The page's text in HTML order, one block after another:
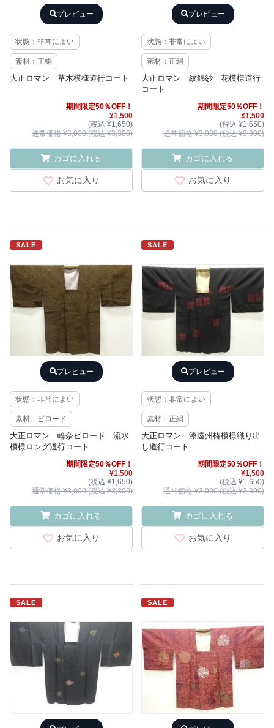
プレビュー
状態：非常によい
素材：正絹
大正ロマン 草木模様道行コート
期間限定50％OFF！
¥1,500
(税込 ¥1,650)
通常価格 ¥3,000 (税込 ¥3,300)
カゴに入れる
お気に入り
プレビュー
状態：非常によい
素材：正絹
大正ロマン 紋錦紗 花模様道行
コート
期間限定50％OFF！
¥1,500
(税込 ¥1,650)
通常価格 ¥3,000 (税込 ¥3,300)
カゴに入れる
お気に入り
SALE
プレビュー
状態：非常によい
素材：ビロード
大正ロマン 輪奈ビロード 流水
模様ロング道行コート
期間限定50％OFF！
¥1,500
(税込 ¥1,650)
通常価格 ¥3,000 (税込 ¥3,300)
カゴに入れる
お気に入り
SALE
プレビュー
状態：非常によい
素材：正絹
大正ロマン 漆遠州椿模様織り出
し道行コート
期間限定50％OFF！
¥1,500
(税込 ¥1,650)
通常価格 ¥3,000 (税込 ¥3,300)
カゴに入れる
お気に入り
SALE SALE